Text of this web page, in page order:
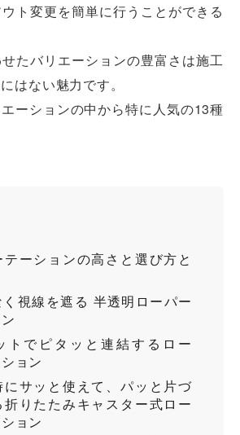
ト変更を簡単に行うことができる
たバリエーションの豊富さは施工
はない魅力です。
ーションの中から特に人気の13種
テーションの高さと選び方と
視線を遮る 半透明ローパー
トでピタッと連結するロー
ョン
にサッと使えて、パッと片づ
折りたたみキャスター式ロー
ョン